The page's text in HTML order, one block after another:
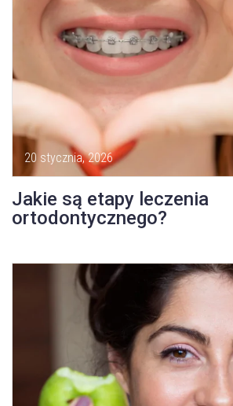
20 stycznia, 2026
Jakie są etapy leczenia
ortodontycznego?